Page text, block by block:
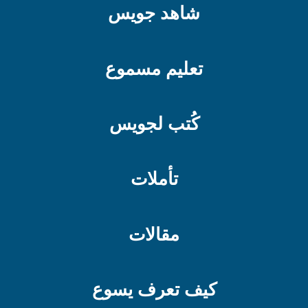
شاهد جويس
تعليم مسموع
كُتب لجويس
تأملات
مقالات
كيف تعرف يسوع